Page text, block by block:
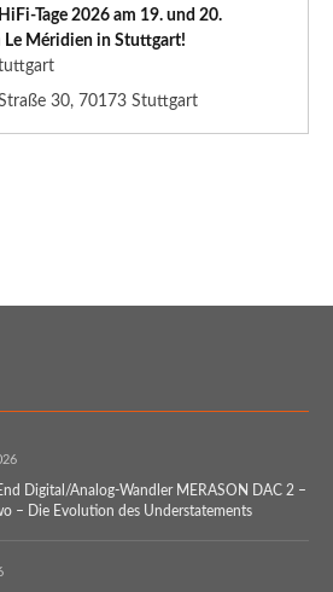
Tage 2026 am 19. und 20.
Le Méridien in Stuttgart!
30, 70173 Stuttgart
End Digital/Analog-Wandler MERASON DAC 2 –
– Die Evolution des Understatements